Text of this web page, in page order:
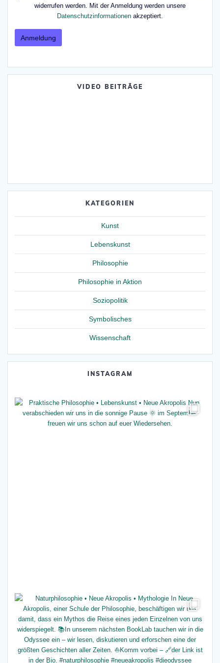
widerrufen werden. Mit der Anmeldung werden unsere
Datenschutzinformationen akzeptiert.
VIDEO BEITRÄGE
KATEGORIEN
Kunst
Lebenskunst
Philosophie
Philosophie in Aktion
Soziopolitik
Symbolisches
Wissenschaft
INSTAGRAM